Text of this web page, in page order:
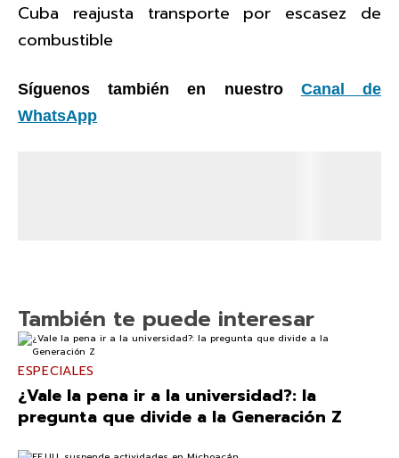
Cuba reajusta transporte por escasez de
combustible
Síguenos también en nuestro Canal de
WhatsApp
También te puede interesar
ESPECIALES
¿Vale la pena ir a la universidad?: la
pregunta que divide a la Generación Z